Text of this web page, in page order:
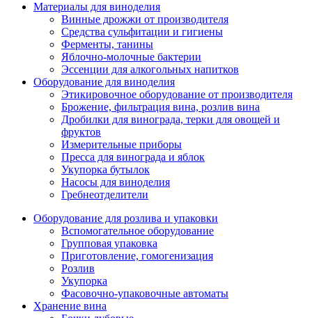
Материалы для виноделия
Винные дрожжи от производителя
Средства сульфитации и гигиены
Ферменты, танины
Яблочно-молочные бактерии
Эссенции для алкогольных напитков
Оборудование для виноделия
Этикировочное оборудование от производителя
Брожение, фильтрация вина, розлив вина
Дробилки для винограда, терки для овощей и
фруктов
Измерительные приборы
Пресса для винограда и яблок
Укупорка бутылок
Насосы для виноделия
Гребнеотделители
Оборудование для розлива и упаковки
Вспомогательное оборудование
Групповая упаковка
Приготовление, гомогенизация
Розлив
Укупорка
Фасовочно-упаковочные автоматы
Хранение вина